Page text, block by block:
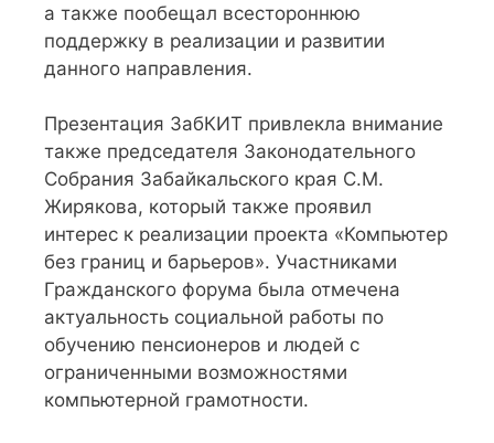
а также пообещал всестороннюю
поддержку в реализации и развитии
данного направления.
Презентация ЗабКИТ привлекла внимание
также председателя Законодательного
Собрания Забайкальского края С.М.
Жирякова, который также проявил
интерес к реализации проекта «Компьютер
без границ и барьеров». Участниками
Гражданского форума была отмечена
актуальность социальной работы по
обучению пенсионеров и людей с
ограниченными возможностями
компьютерной грамотности.